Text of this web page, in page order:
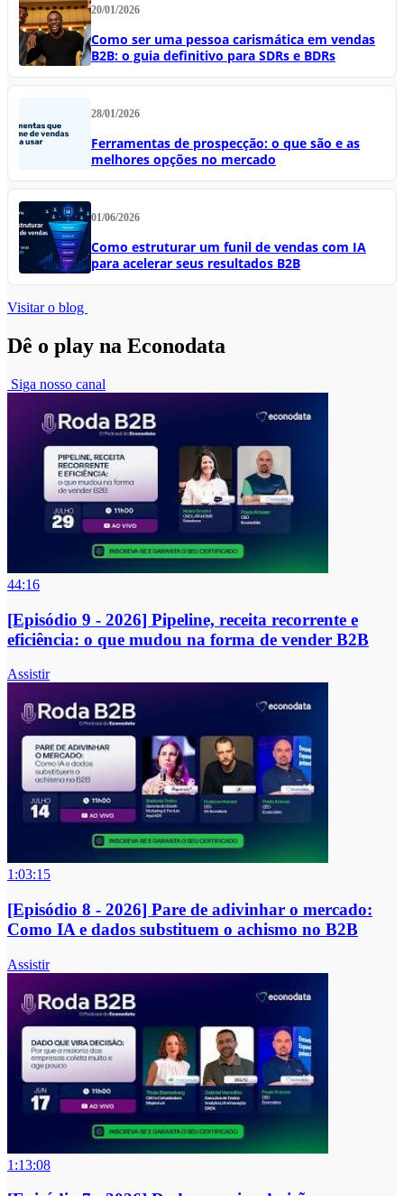
20/01/2026
Como ser uma pessoa carismática em vendas
B2B: o guia definitivo para SDRs e BDRs
28/01/2026
Ferramentas de prospecção: o que são e as
melhores opções no mercado
01/06/2026
Como estruturar um funil de vendas com IA
para acelerar seus resultados B2B
Visitar o blog
Dê o play na Econodata
Siga nosso canal
44:16
[Episódio 9 - 2026] Pipeline, receita recorrente e
eficiência: o que mudou na forma de vender B2B
Assistir
1:03:15
[Episódio 8 - 2026] Pare de adivinhar o mercado:
Como IA e dados substituem o achismo no B2B
Assistir
1:13:08